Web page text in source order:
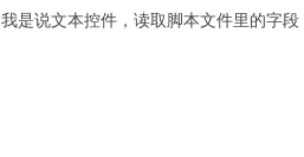
我是说文本控件，读取脚本文件里的字